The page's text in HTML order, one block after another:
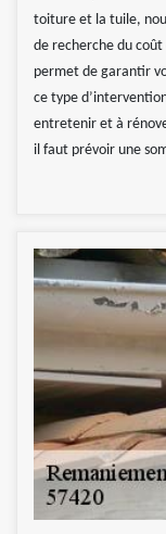
toiture et la tuile,
de recherche du
permet de garantir
ce type
entretenir et à
il faut prévoir une